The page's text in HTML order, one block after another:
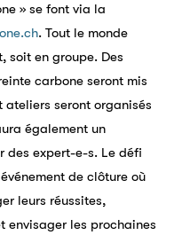
» se font via la
. Tout le monde
soit en groupe. Des
carbone seront mis
ateliers seront organisés
également un
des expert-e-s. Le défi
de clôture où
leurs réussites,
envisager les prochaines